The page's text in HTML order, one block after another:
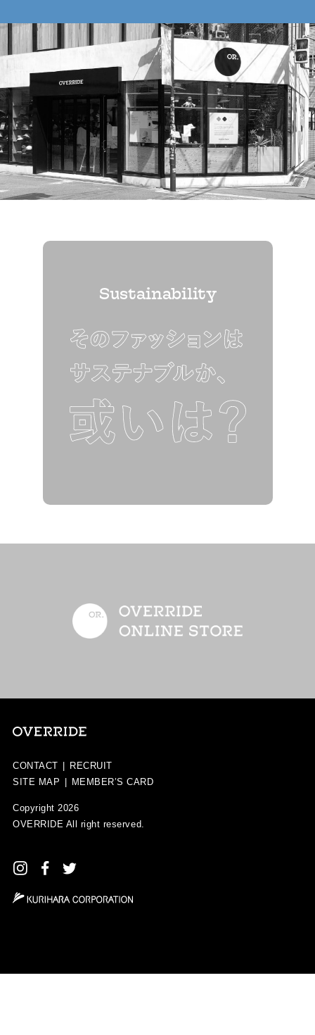
Sustainability
CONTACT
RECRUIT
SITE MAP
MEMBER’S CARD
Copyright 2026
OVERRIDE All right reserved.